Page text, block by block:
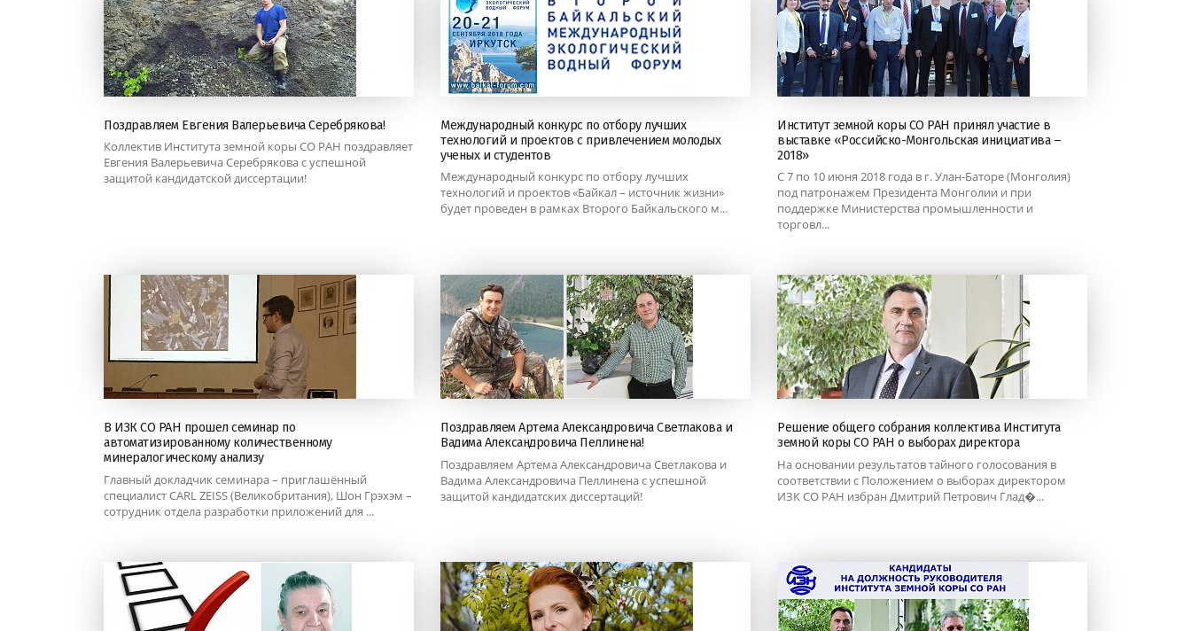
Поздравляем Евгения Валерьевича Серебрякова!
Коллектив Института земной коры СО РАН поздравляет
Евгения Валерьевича Серебрякова с успешной
защитой кандидатской диссертации!
Международный конкурс по отбору лучших
технологий и проектов с привлечением молодых
ученых и студентов
Международный конкурс по отбору лучших
технологий и проектов «Байкал – источник жизни»
будет проведен в рамках Второго Байкальского м...
Институт земной коры СО РАН принял участие в
выставке «Российско-Монгольская инициатива –
2018»
C 7 по 10 июня 2018 года в г. Улан-Баторе (Монголия)
под патронажем Президента Монголии и при
поддержке Министерства промышленности и
торговл...
В ИЗК СО РАН прошел семинар по
автоматизированному количественному
минералогическому анализу
Главный докладчик семинара – приглашённый
специалист CARL ZEISS (Великобритания), Шон Грэхэм –
сотрудник отдела разработки приложений для ...
Поздравляем Артема Александровича Светлакова и
Вадима Александровича Пеллинена!
Поздравляем Артема Александровича Светлакова и
Вадима Александровича Пеллинена с успешной
защитой кандидатских диссертаций!
Решение общего собрания коллектива Института
земной коры СО РАН о выборах директора
На основании результатов тайного голосования в
соответствии с Положением о выборах директором
ИЗК СО РАН избран Дмитрий Петрович Глад�...